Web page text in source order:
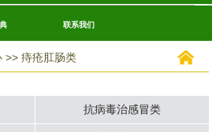
联系我们
>> 痔疮肛肠类
抗病毒治感冒类